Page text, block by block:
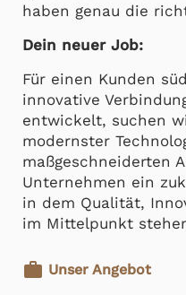
haben genau die
Dein neuer Job:
Für einen Kunden
innovative
entwickelt, suchen
modernster
maßgeschneiderten
Unternehmen ein
in dem Qualität,
im Mittelpunkt
work Unser Angebot